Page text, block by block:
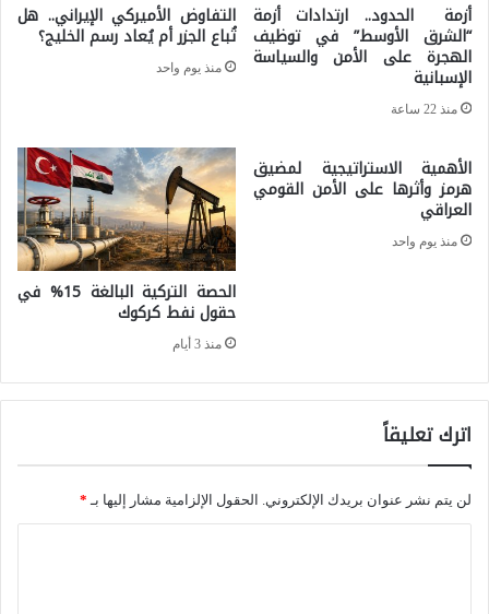
ي
ف
ي
ج
ا
ا
د
و
د
ا
ر
ه
ا
م
و
س
ك
أزمة الحدود.. ارتدادات أزمة
“الشرق الأوسط” في توظيف
الهجرة على الأمن والسياسة
الإسبانية
منذ 22 ساعة
التفاوض الأميركي الإيراني.. هل
تُباع الجزر أم يُعاد رسم الخليج؟
منذ يوم واحد
الأهمية الاستراتيجية لمضيق
هرمز وأثرها على الأمن القومي
العراقي
منذ يوم واحد
الحصة التركية البالغة 15% في
حقول نفط كركوك
منذ 3 أيام
اترك تعليقاً
لن يتم نشر عنوان بريدك الإلكتروني. الحقول الإلزامية مشار إليها بـ *